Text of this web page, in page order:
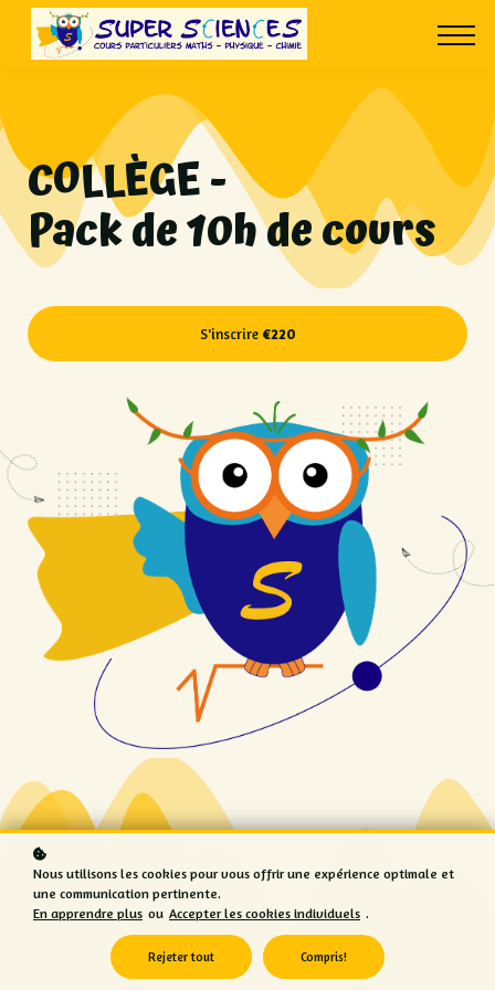
À PROPOS
CONNEXION
COLLÈGE -
Pack de 10h de cours
S'inscrire €220
Nous utilisons les cookies pour vous offrir une expérience optimale et
une communication pertinente.
En apprendre plus ou Accepter les cookies individuels .
Rejeter tout Compris!